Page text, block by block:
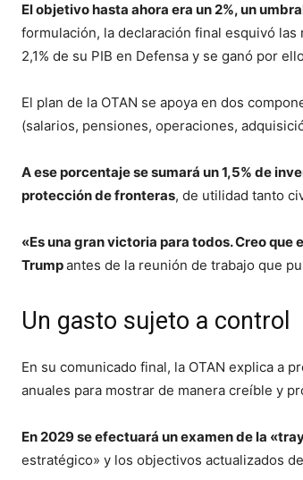
El objetivo hasta ahora era un 2%, un
formulación, la declaración final esquivó
2,1% de su PIB en Defensa y se ganó por
El plan de la OTAN se apoya en dos
(salarios, pensiones, operaciones,
A ese porcentaje se sumará un 1,5% de
protección de fronteras, de utilidad tanto
«Es una gran victoria para todos. Creo
Trumpantes de la reunión de trabajo que
Un gasto sujeto a control
En su comunicado final, la OTAN explica a
anuales para mostrar de manera creíble y
En 2029 se efectuará un examen de la
estratégico» y los objectivos actualizados